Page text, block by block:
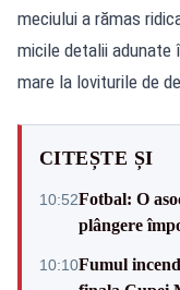
meciului a rămas
micile detalii adunate
mare la loviturile de
CITEȘTE ȘI
10:52Fotbal: O
plângere
10:10Fumul